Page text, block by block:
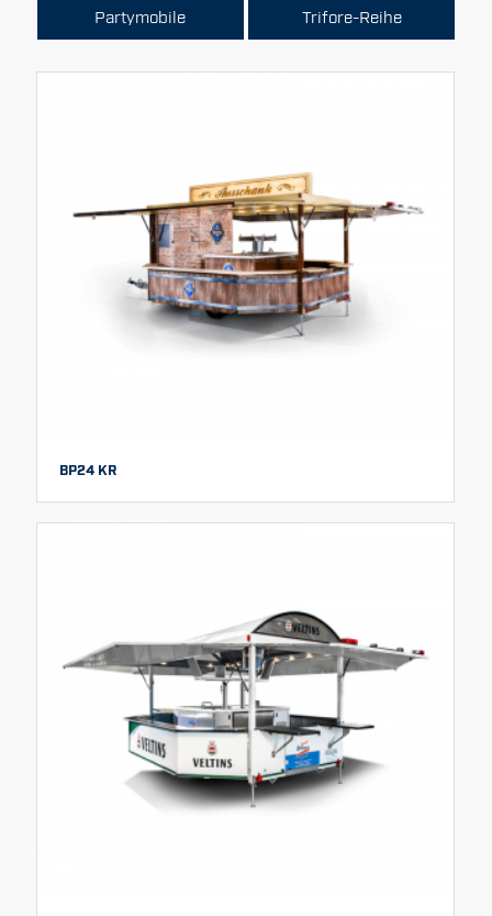
Partymobile Trifore-Reihe
BP24 KR